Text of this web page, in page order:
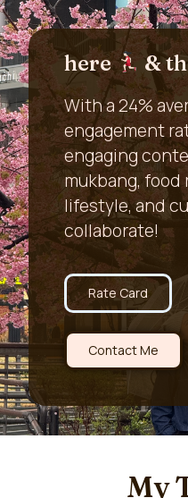
here &
With a 24%
engagement
engaging
mukbang, food
lifestyle, and
collaborate!
Rate Card
Contact Me
My